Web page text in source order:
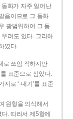
동화가 자주 일어난
음이므로 그 동화
광범위하여 그 동
려도 있다. 그리하
였다.
로 쓰임 직하지만
를 표준으로 삼았다.
지로 ‘-내기’를 표준
원형을 의식해서
. 따라서 제5항에